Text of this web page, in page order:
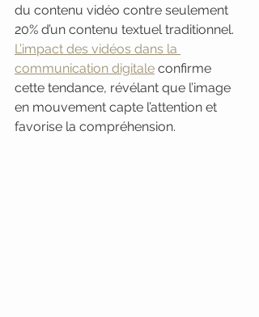
du contenu vidéo contre seulement
20% d’un contenu textuel traditionnel.
L’impact des vidéos dans la
communication digitale confirme
cette tendance, révélant que l’image
en mouvement capte l’attention et
favorise la compréhension.